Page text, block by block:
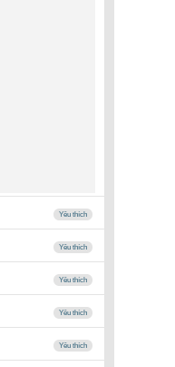
Yêu thích
Yêu thích
Yêu thích
Yêu thích
Yêu thích